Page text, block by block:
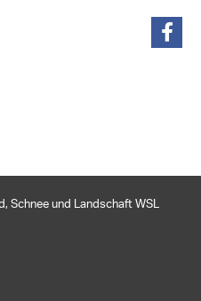
Schnee und Landschaft WSL